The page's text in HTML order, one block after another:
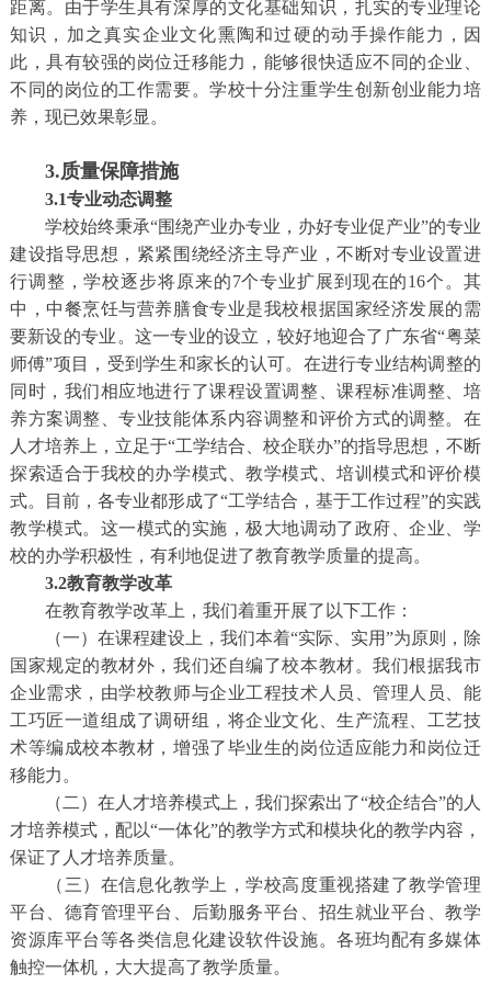
距离。由于学生具有深厚的文化基础知识，扎实的专业理论
知识，加之真实企业文化熏陶和过硬的动手操作能力，因
此，具有较强的岗位迁移能力，能够很快适应不同的企业、
不同的岗位的工作需要。学校十分注重学生创新创业能力培
养，现已效果彰显。
3.质量保障措施
3.1专业动态调整
学校始终秉承“围绕产业办专业，办好专业促产业”的专业
建设指导思想，紧紧围绕经济主导产业，不断对专业设置进
行调整，学校逐步将原来的7个专业扩展到现在的16个。其
中，中餐烹饪与营养膳食专业是我校根据国家经济发展的需
要新设的专业。这一专业的设立，较好地迎合了广东省“粤菜
师傅”项目，受到学生和家长的认可。在进行专业结构调整的
同时，我们相应地进行了课程设置调整、课程标准调整、培
养方案调整、专业技能体系内容调整和评价方式的调整。在
人才培养上，立足于“工学结合、校企联办”的指导思想，不断
探索适合于我校的办学模式、教学模式、培训模式和评价模
式。目前，各专业都形成了“工学结合，基于工作过程”的实践
教学模式。这一模式的实施，极大地调动了政府、企业、学
校的办学积极性，有利地促进了教育教学质量的提高。
3.2教育教学改革
在教育教学改革上，我们着重开展了以下工作：
（一）在课程建设上，我们本着“实际、实用”为原则，除
国家规定的教材外，我们还自编了校本教材。我们根据我市
企业需求，由学校教师与企业工程技术人员、管理人员、能
工巧匠一道组成了调研组，将企业文化、生产流程、工艺技
术等编成校本教材，增强了毕业生的岗位适应能力和岗位迁
移能力。
（二）在人才培养模式上，我们探索出了“校企结合”的人
才培养模式，配以“一体化”的教学方式和模块化的教学内容，
保证了人才培养质量。
（三）在信息化教学上，学校高度重视搭建了教学管理
平台、德育管理平台、后勤服务平台、招生就业平台、教学
资源库平台等各类信息化建设软件设施。各班均配有多媒体
触控一体机，大大提高了教学质量。